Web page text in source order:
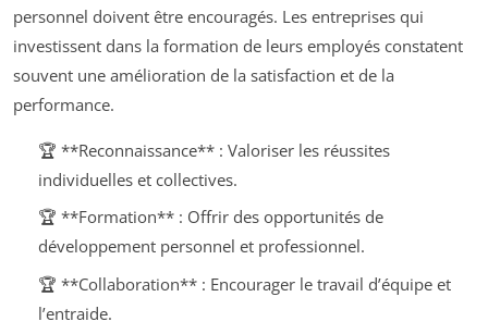
personnel doivent être encouragés. Les entreprises qui
investissent dans la formation de leurs employés constatent
souvent une amélioration de la satisfaction et de la
performance.
🏆 **Reconnaissance** : Valoriser les réussites
individuelles et collectives.
🏆 **Formation** : Offrir des opportunités de
développement personnel et professionnel.
🏆 **Collaboration** : Encourager le travail d’équipe et
l’entraide.